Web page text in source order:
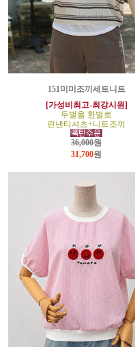
151미미조끼세트니트
[가성비최고-최강시원]
두벌을 한벌로
린넨티셔츠+니트조끼
36,000원
31,700원